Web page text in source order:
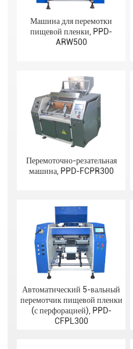
Машина для перемотки
пищевой пленки, PPD-
ARW500
Перемоточно-резательная
машина, PPD-FCPR300
Автоматический 5-вальный
перемотчик пищевой пленки
(с перфорацией), PPD-
CFPL300